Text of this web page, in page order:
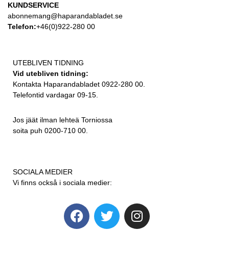
KUNDSERVICE
abonnemang@haparandabladet.se
Telefon:+46(0)922-280 00
UTEBLIVEN TIDNING
Vid utebliven tidning:
Kontakta Haparandabladet 0922-280 00.
Telefontid vardagar 09-15.
Jos jäät ilman lehteä Torniossa
soita puh 0200-710 00.
SOCIALA MEDIER
Vi finns också i sociala medier: